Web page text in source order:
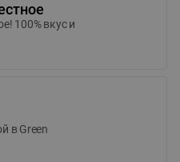
100% вкус и
в Green